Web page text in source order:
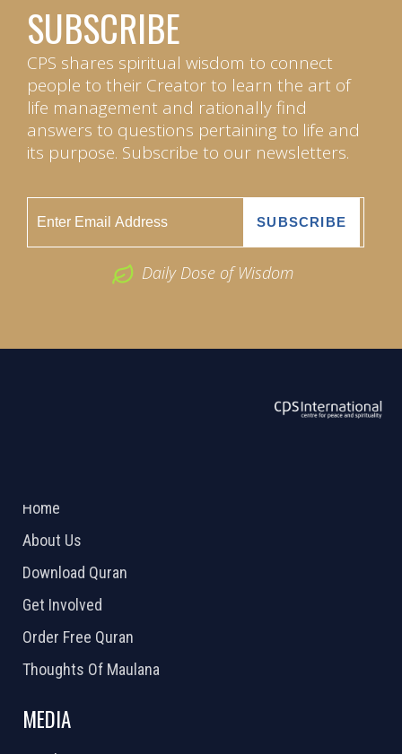
SUBSCRIBE
CPS shares spiritual wisdom to connect
people to their Creator to learn the art of
life management and rationally find
answers to questions pertaining to life and
its purpose. Subscribe to our newsletters.
Daily Dose of Wisdom
Home
About Us
Download Quran
Get Involved
Order Free Quran
Thoughts Of Maulana
MEDIA